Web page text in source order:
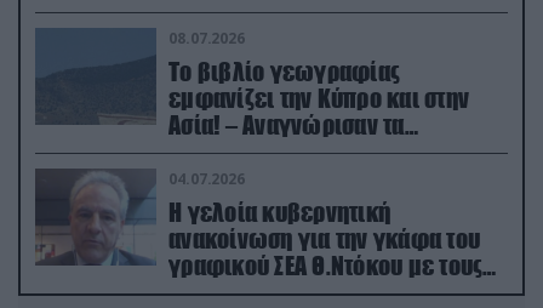
08.07.2026
Το βιβλίο γεωγραφίας
εμφανίζει την Κύπρο και στην
Ασία! – Αναγνώρισαν τα
κατεχόμενα; (φωτο)
04.07.2026
Η γελοία κυβερνητική
ανακοίνωση για την γκάφα του
γραφικού ΣΕΑ Θ.Ντόκου με τους
Ρώσους φαρσέρ